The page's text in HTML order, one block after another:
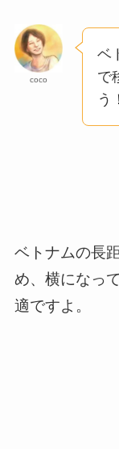
coco
ベ
で
う！
ベトナムの長
め、横になっ
適ですよ。